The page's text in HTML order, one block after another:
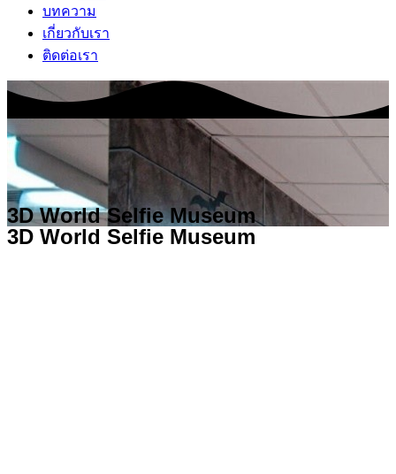
บทความ
เกี่ยวกับเรา
ติดต่อเรา
3D World Selfie Museum
3D World Selfie Museum